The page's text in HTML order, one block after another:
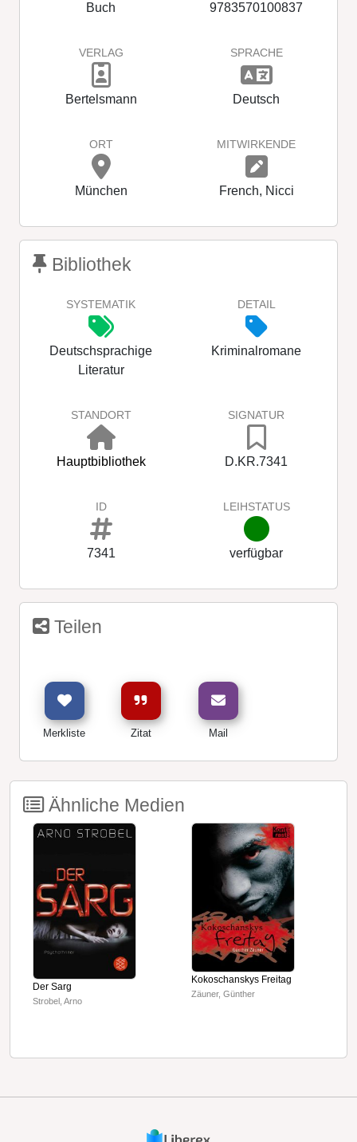
Buch 9783570100837
VERLAG
Bertelsmann
SPRACHE
Deutsch
ORT
München
MITWIRKENDE
French, Nicci
Bibliothek
SYSTEMATIK
Deutschsprachige
Literatur
DETAIL
Kriminalromane
STANDORT
Hauptbibliothek
SIGNATUR
D.KR.7341
ID
7341
LEIHSTATUS
verfügbar
Teilen
Merkliste Zitat Mail
Ähnliche Medien
Der Sarg
Strobel, Arno
Kokoschanskys Freitag
Zäuner, Günther